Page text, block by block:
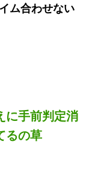
ム合わせない
に手前判定消
るの草